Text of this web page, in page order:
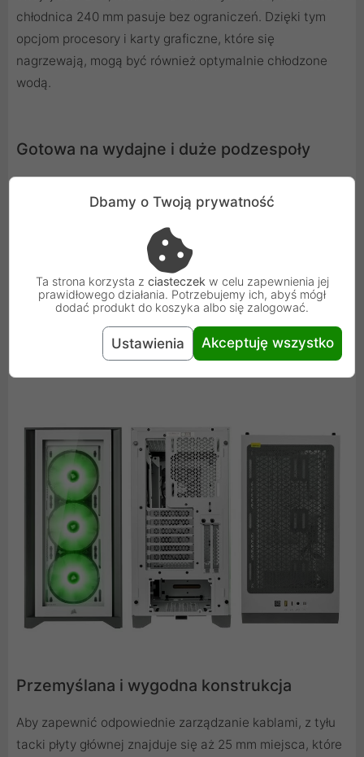
chłodnica 240 mm pasuje bez ograniczeń. Dzięki tym
opcjom procesory i karty graficzne, które się
nagrzewają, mogą być również optymalnie chłodzone
wodą.
Gotowa na wydajne i duże podzespoły
chłodzenia powietrzne procesora o wysokości do 17 cm,
a dzięki dużemu wycięciu w tacy za płytą główną można
je łatwo wymieniać bez wyjmowania płyty głównej.
Corsair iCUE 4000X oferuje 360 mm miejsca na wysokiej
klasy karty graficzne. Jeśli chcesz je w szczególny
sposób wyeksponować, możesz je również zainstalować
wertykalnie - pod warunkiem, że masz opcjonalny kabel
do takiego połączenia.
Przemyślana i wygodna konstrukcja
Aby zapewnić odpowiednie zarządzanie kablami, z tyłu
tacki płyty głównej znajduje się aż 25 mm miejsca, które
Dbamy o Twoją prywatność
Ta strona korzysta z ciasteczek w celu zapewnienia jej
prawidłowego działania. Potrzebujemy ich, abyś mógł
dodać produkt do koszyka albo się zalogować.
Ustawienia Akceptuję wszystko